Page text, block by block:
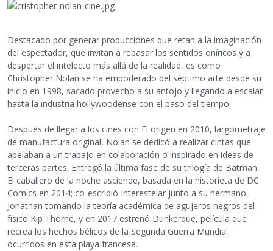
Destacado por generar producciones que retan a la imaginación
del espectador, que invitan a rebasar los sentidos oníricos y a
despertar el intelecto más allá de la realidad, es como
Christopher Nolan se ha empoderado del séptimo arte desde su
inicio en 1998, sacado provecho a su antojo y llegando a escalar
hasta la industria hollywoodense con el paso del tiempo.
Después de llegar a los cines con El origen en 2010, largometraje
de manufactura original, Nolan se dedicó a realizar cintas que
apelaban a un trabajo en colaboración o inspirado en ideas de
terceras partes. Entregó la última fase de su trilogía de Batman,
El caballero de la noche asciende, basada en la historieta de DC
Comics en 2014; co-escribió Interestelar junto a su hermano
Jonathan tomando la teoría académica de agujeros negros del
físico Kip Thorne, y en 2017 estrenó Dunkerque, película que
recrea los hechos bélicos de la Segunda Guerra Mundial
ocurridos en esta playa francesa.